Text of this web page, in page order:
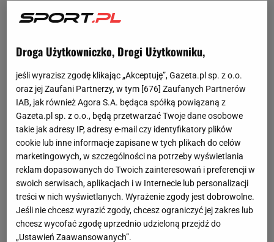
Droga Użytkowniczko, Drogi Użytkowniku,
jeśli wyrazisz zgodę klikając „Akceptuję”, Gazeta.pl sp. z o.o.
oraz jej Zaufani Partnerzy, w tym [676] Zaufanych Partnerów
IAB, jak również Agora S.A. będąca spółką powiązaną z
Gazeta.pl sp. z o.o., będą przetwarzać Twoje dane osobowe
takie jak adresy IP, adresy e-mail czy identyfikatory plików
cookie lub inne informacje zapisane w tych plikach do celów
marketingowych, w szczególności na potrzeby wyświetlania
reklam dopasowanych do Twoich zainteresowań i preferencji w
swoich serwisach, aplikacjach i w Internecie lub personalizacji
treści w nich wyświetlanych. Wyrażenie zgody jest dobrowolne.
Jeśli nie chcesz wyrazić zgody, chcesz ograniczyć jej zakres lub
chcesz wycofać zgodę uprzednio udzieloną przejdź do
„Ustawień Zaawansowanych”.